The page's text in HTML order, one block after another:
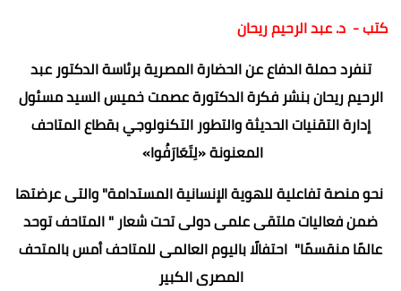
كتب - د. عبد الرحيم ريحان
تنفرد حملة الدفاع عن الحضارة المصرية برئاسة الدكتور عبد
الرحيم ريحان بنشر فكرة الدكتورة عصمت خميس السيد مسئول
إدارة التقنيات الحديثة والتطور التكنولوجي بقطاع المتاحف
المعنونة «لِتَعَارَفُوا»
نحو منصة تفاعلية للهوية الإنسانية المستدامة" والتى عرضتها
ضمن فعاليات ملتقى علمى دولى تحت شعار " المتاحف توحد
عالمًا منقسمًا" احتفالًا باليوم العالمى للمتاحف أمس بالمتحف
المصرى الكبير